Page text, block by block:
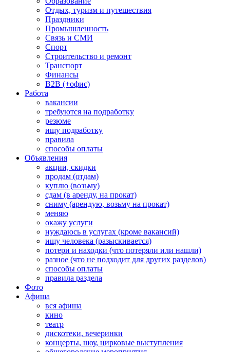
Отдых, туризм и путешествия
Праздники
Промышленность
Связь и СМИ
Спорт
Строительство и ремонт
Транспорт
Финансы
B2B (+офис)
Работа
вакансии
требуются на подработку
резюме
ищу подработку
правила
способы оплаты
Объявления
акции, скидки
продам (отдам)
куплю (возьму)
сдам (в аренду, на прокат)
сниму (арендую, возьму на прокат)
меняю
окажу услуги
нуждаюсь в услугах (кроме вакансий)
ищу человека (разыскивается)
потери и находки (что потеряли или нашли)
разное (что не подходит для других разделов)
способы оплаты
правила раздела
Фото
Афиша
вся афиша
кино
театр
дискотеки, вечеринки
концерты, шоу, цирковые выступления